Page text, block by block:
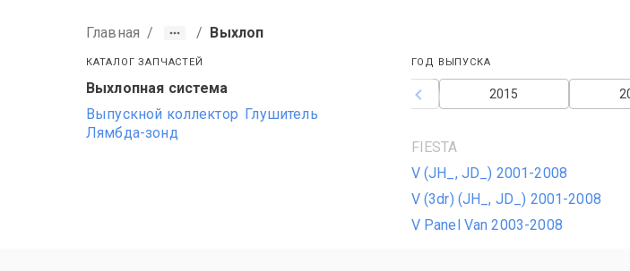
Главная / / Выхлоп
КАТАЛОГ ЗАПЧАСТЕЙ
Выхлопная система
Выпускной коллектор Глушитель
Лямбда-зонд
ГОД ВЫПУСКА
2015
2012
FIESTA
V (JH_, JD_) 2001-2008
V (3dr) (JH_, JD_) 2001-2008
V Panel Van 2003-2008